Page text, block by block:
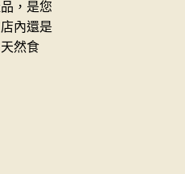
，是您
內還是
然食